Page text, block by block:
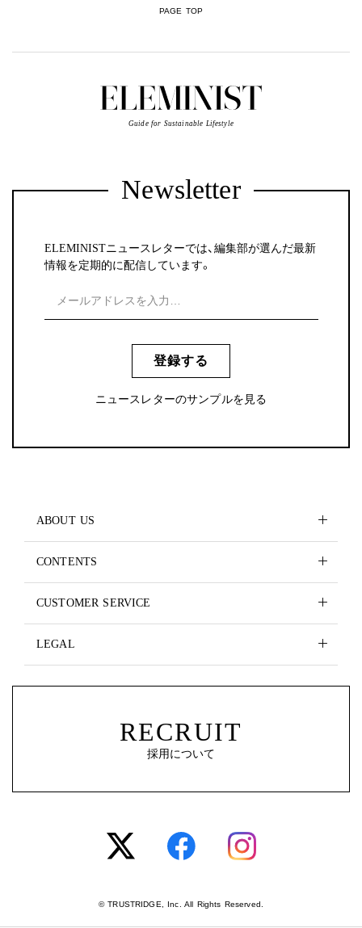
PAGE TOP
Guide for Sustainable Lifestyle
Newsletter
ELEMINISTニュースレターでは、編集部が選んだ最新
情報を定期的に配信しています。
登録する
ニュースレターのサンプルを見る
ABOUT US
CONTENTS
CUSTOMER SERVICE
LEGAL
RECRUIT
採用について
© TRUSTRIDGE, Inc. All Rights Reserved.